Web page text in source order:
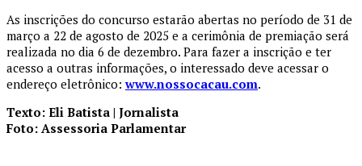
As inscrições do concurso estarão abertas no período de 31 de
março a 22 de agosto de 2025 e a cerimônia de premiação será
realizada no dia 6 de dezembro. Para fazer a inscrição e ter
acesso a outras informações, o interessado deve acessar o
endereço eletrônico:www.nossocacau.com.
Texto: Eli Batista | Jornalista
Foto: Assessoria Parlamentar